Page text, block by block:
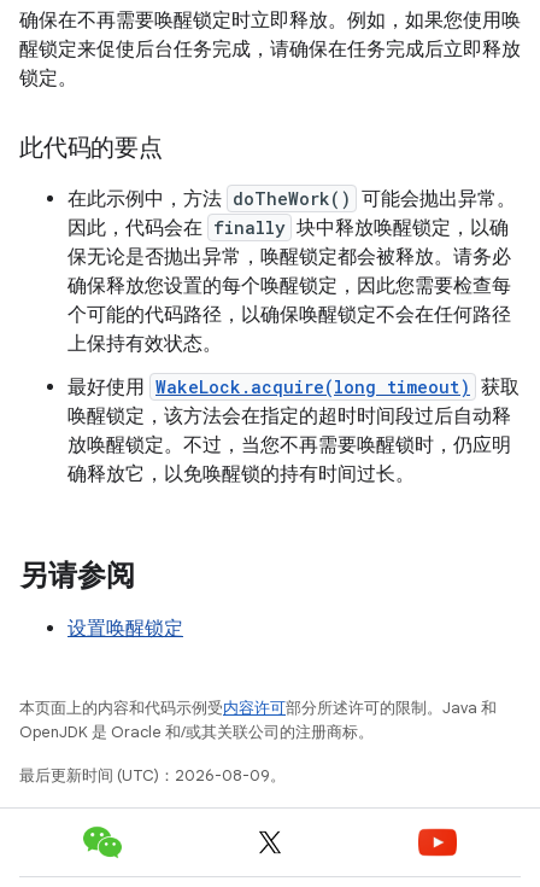
确保在不再需要唤醒锁定时立即释放。例如，如果您使用唤
醒锁定来促使后台任务完成，请确保在任务完成后立即释放
锁定。
此代码的要点
在此示例中，方法 doTheWork() 可能会抛出异常。
因此，代码会在 finally 块中释放唤醒锁定，以确
保无论是否抛出异常，唤醒锁定都会被释放。请务必
确保释放您设置的每个唤醒锁定，因此您需要检查每
个可能的代码路径，以确保唤醒锁定不会在任何路径
上保持有效状态。
最好使用 WakeLock.acquire(long timeout) 获取
唤醒锁定，该方法会在指定的超时时间段过后自动释
放唤醒锁定。不过，当您不再需要唤醒锁时，仍应明
确释放它，以免唤醒锁的持有时间过长。
另请参阅
设置唤醒锁定
本页面上的内容和代码示例受内容许可部分所述许可的限制。Java 和
OpenJDK 是 Oracle 和/或其关联公司的注册商标。
最后更新时间 (UTC)：2026-08-09。